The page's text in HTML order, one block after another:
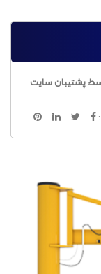
پشتیبان سایت